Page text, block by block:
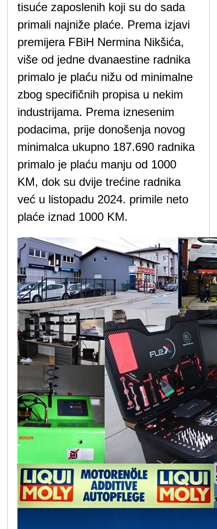
tisuće zaposlenih koji su do sada
primali najniže plaće. Prema izjavi
premijera FBiH Nermina Nikšića,
više od jedne dvanaestine radnika
primalo je plaću nižu od minimalne
zbog specifičnih propisa u nekim
industrijama. Prema iznesenim
podacima, prije donošenja novog
minimalca ukupno 187.690 radnika
primalo je plaću manju od 1000
KM, dok su dvije trećine radnika
već u listopadu 2024. primile neto
plaće iznad 1000 KM.